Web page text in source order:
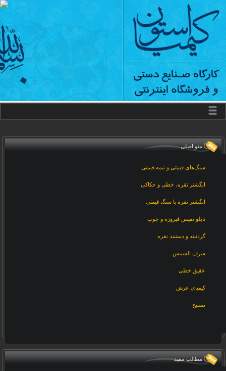
منو اصلی
سنگ‌های قیمتی و نیمه قیمتی
انگشتر نقره، خطی و حکاکی
انگشتر نقره با سنگ قیمتی
تابلو نفیس فیروزه و چوب
گردنبند و دستبند نقره
شرف الشمس
عقیق خطی
کیمیای عرش
تسبیح
مطالب مفید